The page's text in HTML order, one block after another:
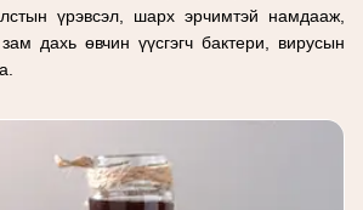
үрэвсэл, шарх эрчимтэй намдааж,
дахь өвчин үүсгэгч бактери, вирусын